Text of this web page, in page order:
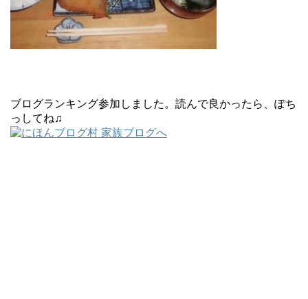
ブログランキング参加しました。読んで良かったら、ぽち
っしてね♫